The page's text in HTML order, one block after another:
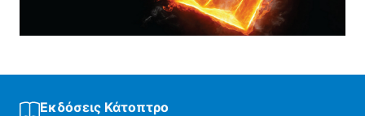
Εκδόσεις Κάτοπτρο